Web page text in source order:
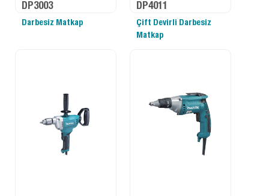
DP3003
Darbesiz Matkap
DP4011
Çift Devirli Darbesiz
Matkap